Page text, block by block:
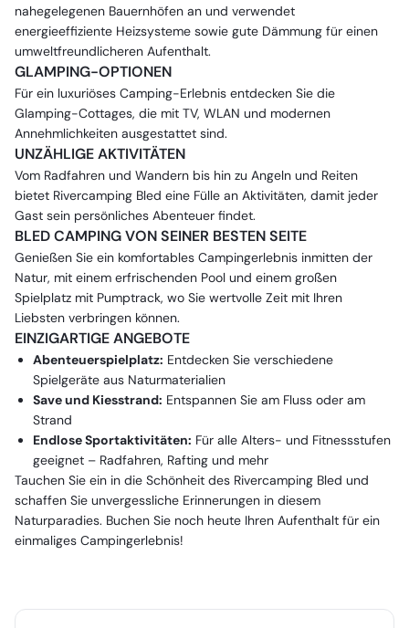
nahegelegenen Bauernhöfen an und verwendet
energieeffiziente Heizsysteme sowie gute Dämmung für einen
umweltfreundlicheren Aufenthalt.
GLAMPING-OPTIONEN
Für ein luxuriöses Camping-Erlebnis entdecken Sie die
Glamping-Cottages, die mit TV, WLAN und modernen
Annehmlichkeiten ausgestattet sind.
UNZÄHLIGE AKTIVITÄTEN
Vom Radfahren und Wandern bis hin zu Angeln und Reiten
bietet Rivercamping Bled eine Fülle an Aktivitäten, damit jeder
Gast sein persönliches Abenteuer findet.
BLED CAMPING VON SEINER BESTEN SEITE
Genießen Sie ein komfortables Campingerlebnis inmitten der
Natur, mit einem erfrischenden Pool und einem großen
Spielplatz mit Pumptrack, wo Sie wertvolle Zeit mit Ihren
Liebsten verbringen können.
EINZIGARTIGE ANGEBOTE
Abenteuerspielplatz: Entdecken Sie verschiedene
Spielgeräte aus Naturmaterialien
Save und Kiesstrand: Entspannen Sie am Fluss oder am
Strand
Endlose Sportaktivitäten: Für alle Alters- und Fitnessstufen
geeignet – Radfahren, Rafting und mehr
Tauchen Sie ein in die Schönheit des Rivercamping Bled und
schaffen Sie unvergessliche Erinnerungen in diesem
Naturparadies. Buchen Sie noch heute Ihren Aufenthalt für ein
einmaliges Campingerlebnis!